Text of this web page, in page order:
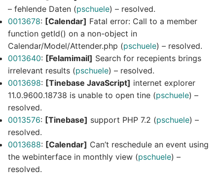
– fehlende Daten (pschuele) – resolved.
0013678: [Calendar] Fatal error: Call to a member
function getId() on a non-object in
Calendar/Model/Attender.php (pschuele) – resolved.
0013640: [Felamimail] Search for recepients brings
irrelevant results (pschuele) – resolved.
0013698: [Tinebase JavaScript] internet explorer
11.0.9600.18738 is unable to open tine (pschuele) –
resolved.
0013576: [Tinebase] support PHP 7.2 (pschuele) –
resolved.
0013688: [Calendar] Can’t reschedule an event using
the webinterface in monthly view (pschuele) –
resolved.